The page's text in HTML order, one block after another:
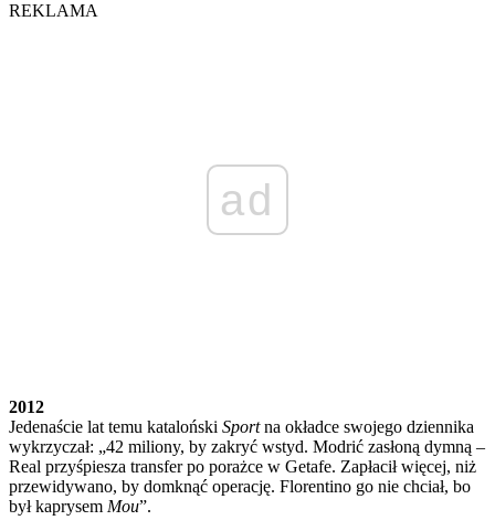
REKLAMA
ad
2012
Jedenaście lat temu kataloński Sportna okładce swojego dziennika
wykrzyczał: „42 miliony, by zakryć wstyd. Modrić zasłoną dymną –
Real przyśpiesza transfer po porażce w Getafe. Zapłacił więcej, niż
przewidywano, by domknąć operację. Florentino go nie chciał, bo
był kaprysem Mou”.